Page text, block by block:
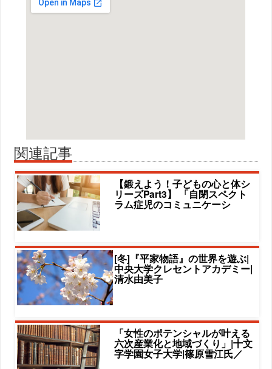
関連記事
【鍛えよう！子どもの心と体シ
リーズPart3】 「自閉スペクト
ラム症児のコミュニケーシ
[冬]『平家物語』の世界を遊ぶ|
中央大学クレセントアカデミー|
清水由美子
「女性のポテンシャルが叶える
六次産業化と地域づくり」|十文
字学園女子大学|篠原雪江氏／